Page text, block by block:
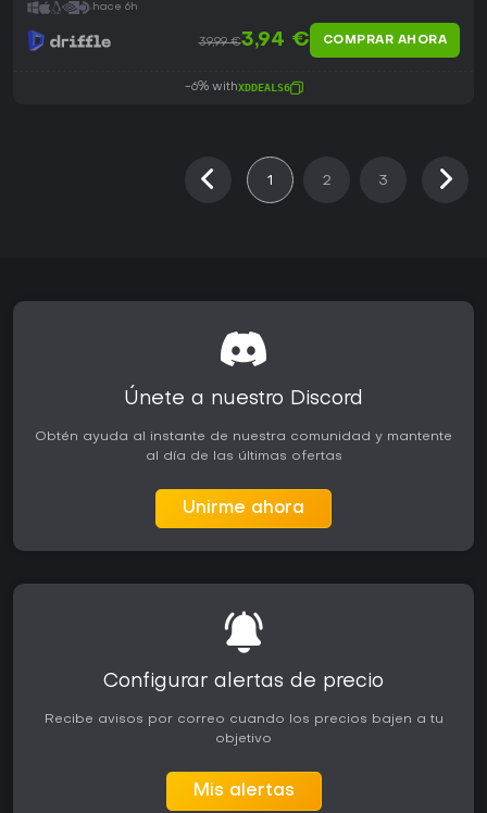
hace 6h
39,99 €3,94 € COMPRAR AHORA
-6% withXDDEALS6
1 2 3
Únete a nuestro Discord
Obtén ayuda al instante de nuestra comunidad y mantente
al día de las últimas ofertas
Unirme ahora
Configurar alertas de precio
Recibe avisos por correo cuando los precios bajen a tu
objetivo
Mis alertas